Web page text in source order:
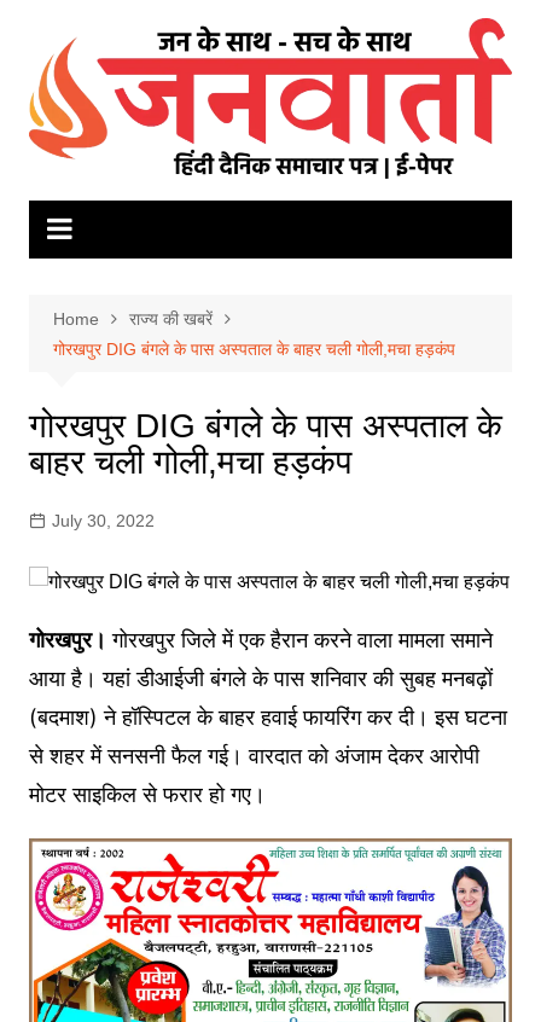
content
Home
राज्य की खबरें
गोरखपुर DIG बंगले के पास अस्पताल के बाहर चली गोली,मचा हड़कंप
गोरखपुर DIG बंगले के पास अस्पताल के
बाहर चली गोली,मचा हड़कंप
July 30, 2022
गोरखपुर। गोरखपुर जिले में एक हैरान करने वाला मामला समाने
आया है। यहां डीआईजी बंगले के पास शनिवार की सुबह मनबढ़ों
(बदमाश) ने हॉस्पिटल के बाहर हवाई फायरिंग कर दी। इस घटना
से शहर में सनसनी फैल गई। वारदात को अंजाम देकर आरोपी
मोटर साइकिल से फरार हो गए।